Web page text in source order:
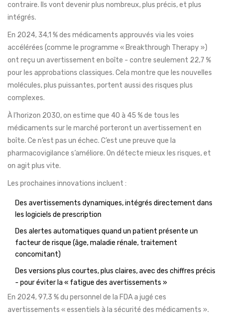
contraire. Ils vont devenir plus nombreux, plus précis, et plus
intégrés.
En 2024, 34,1 % des médicaments approuvés via les voies
accélérées (comme le programme « Breakthrough Therapy »)
ont reçu un avertissement en boîte - contre seulement 22,7 %
pour les approbations classiques. Cela montre que les nouvelles
molécules, plus puissantes, portent aussi des risques plus
complexes.
À l’horizon 2030, on estime que 40 à 45 % de tous les
médicaments sur le marché porteront un avertissement en
boîte. Ce n’est pas un échec. C’est une preuve que la
pharmacovigilance s’améliore. On détecte mieux les risques, et
on agit plus vite.
Les prochaines innovations incluent :
Des avertissements dynamiques, intégrés directement dans
les logiciels de prescription
Des alertes automatiques quand un patient présente un
facteur de risque (âge, maladie rénale, traitement
concomitant)
Des versions plus courtes, plus claires, avec des chiffres précis
- pour éviter la « fatigue des avertissements »
En 2024, 97,3 % du personnel de la FDA a jugé ces
avertissements « essentiels à la sécurité des médicaments ».